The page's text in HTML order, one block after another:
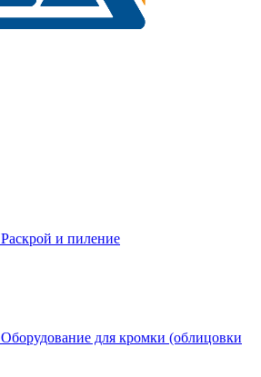
Раскрой и пиление
Оборудование для кромки (облицовки